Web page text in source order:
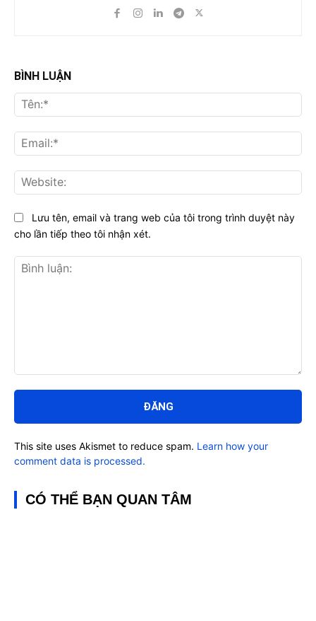
BÌNH LUẬN
luận:
Lưu tên, email và trang web của tôi trong trình duyệt này
cho lần tiếp theo tôi nhận xét.
This site uses Akismet to reduce spam. Learn how your
comment data is processed.
CÓ THỂ BẠN QUAN TÂM